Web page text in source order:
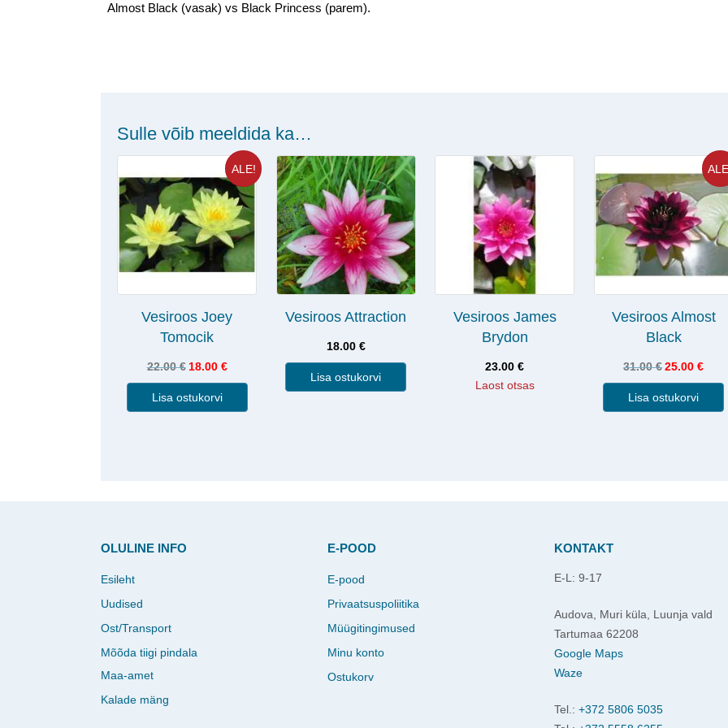
Almost Black (vasak) vs Black Princess (parem).
Sulle võib meeldida ka…
ALE!
Vesiroos Joey
Tomocik
22.00€ 18.00 €
Lisa ostukorvi
Vesiroos Attraction
18.00 €
Lisa ostukorvi
Vesiroos James
Brydon
23.00€
Laost otsas
Vesiroos Almost
Black
31.00€25.00€
Lisa ostukorvi
OLULINE INFO
Esileht
Uudised
Ost/Transport
Mõõda tiigi pindala
Maa-amet
Kalade mäng
E-POOD
E-pood
Privaatsuspoliitika
Müügitingimused
Minu konto
Ostukorv
KONTAKT
E-L: 9-17
Audova, Muri küla, Luunja vald
Tartumaa 62208
Google Maps
Waze
Tel.: +372 5806 5035